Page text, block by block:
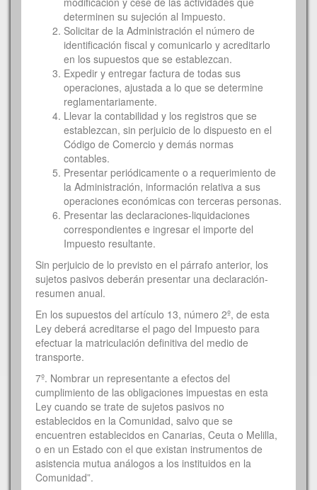
determinen su sujeción al Impuesto.
Solicitar de la Administración el número de
identificación fiscal y comunicarlo y acreditarlo
en los supuestos que se establezcan.
Expedir y entregar factura de todas sus
operaciones, ajustada a lo que se determine
reglamentariamente.
Llevar la contabilidad y los registros que se
establezcan, sin perjuicio de lo dispuesto en el
Código de Comercio y demás normas
contables.
Presentar periódicamente o a requerimiento de
la Administración, información relativa a sus
operaciones económicas con terceras personas.
Presentar las declaraciones-liquidaciones
correspondientes e ingresar el importe del
Impuesto resultante.
Sin perjuicio de lo previsto en el párrafo anterior, los
sujetos pasivos deberán presentar una declaración-
resumen anual.
En los supuestos del artículo 13, número 2º, de esta
Ley deberá acreditarse el pago del Impuesto para
efectuar la matriculación definitiva del medio de
transporte.
7º. Nombrar un representante a efectos del
cumplimiento de las obligaciones impuestas en esta
Ley cuando se trate de sujetos pasivos no
establecidos en la Comunidad, salvo que se
encuentren establecidos en Canarias, Ceuta o Melilla,
o en un Estado con el que existan instrumentos de
asistencia mutua análogos a los instituidos en la
Comunidad”.